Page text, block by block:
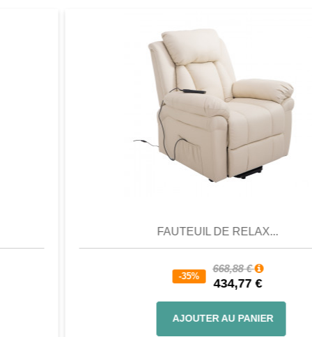
FAUTEUIL DE RELAX...
668,88 €
434,77 €
AJOUTER AU PANIER